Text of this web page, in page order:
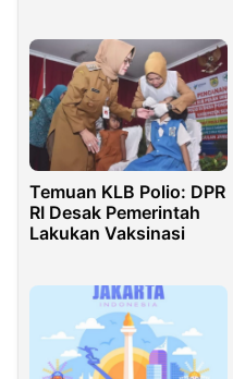
Temuan KLB Polio: DPR
RI Desak Pemerintah
Lakukan Vaksinasi